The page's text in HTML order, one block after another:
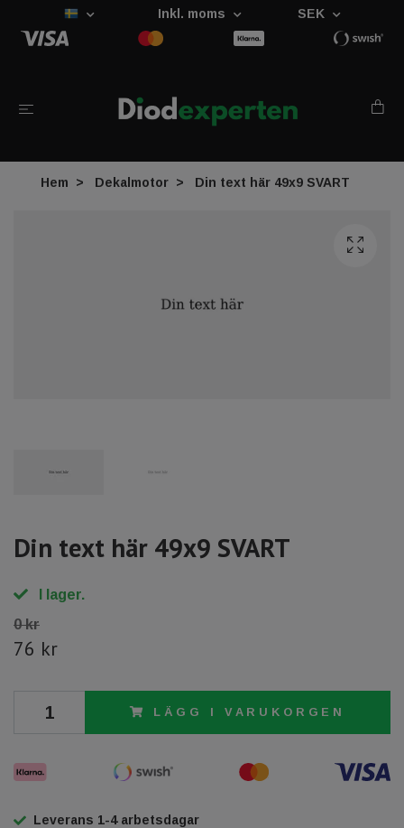
Inkl. moms SEK
Hem Dekalmotor Din text här 49x9 SVART
Din text här 49x9 SVART
I lager.
0 kr
76 kr
LÄGG I VARUKORGEN
Leverans 1-4 arbetsdagar